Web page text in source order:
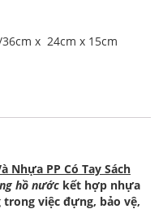
x 24cm x 15cm
Nhựa PP Có Tay Sách
hồ nước kết hợp nhựa
trong việc đựng, bảo vệ,